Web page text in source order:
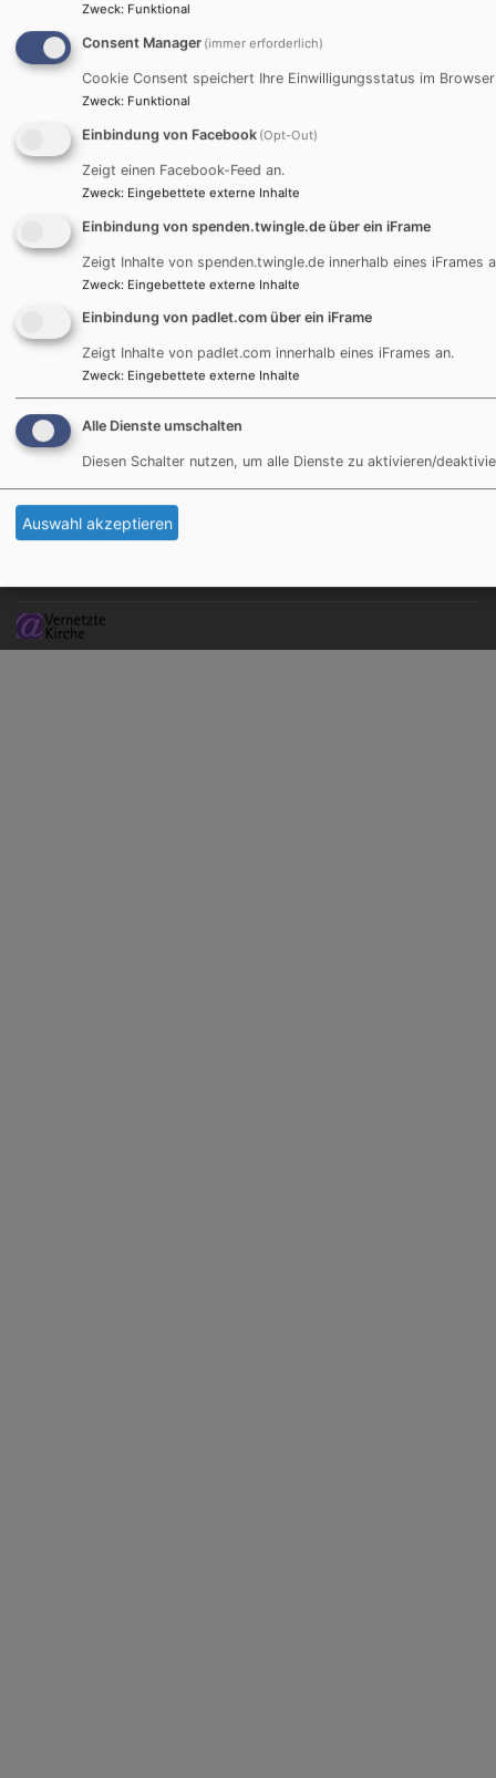
Ein Dank auch Dekan Peter Bertram, der die MAV stets
in allen Belangen unterstützt!
Herzliche Grüße
Susanne Hansen im Namen der Mitarbeitervertretung
Hauptnavigation
Aktuelles
Gemeinden
Veranstaltungen
Glaube feiern
Weiterdenken
Diakonisches
Werk
Fußbereichsmenü
Cookie-Einstellungen
Impressum
Datenschutzerklärung
Barrierefreiheitserklärung
Zweck: Funktional
Consent Manager (immer erforderlich)
Cookie Consent speichert Ihre Einwilligungsstatus im Browser
Zweck: Funktional
Einbindung von Facebook (Opt-Out)
Zeigt einen Facebook-Feed an.
Zweck: Eingebettete externe Inhalte
Einbindung von spenden.twingle.de über ein iFrame
Zeigt Inhalte von spenden.twingle.de innerhalb eines iFrames
Zweck: Eingebettete externe Inhalte
Einbindung von padlet.com über ein iFrame
Zeigt Inhalte von padlet.com innerhalb eines iFrames an.
Zweck: Eingebettete externe Inhalte
Alle Dienste umschalten
Diesen Schalter nutzen, um alle Dienste zu aktivieren/
Auswahl akzeptieren